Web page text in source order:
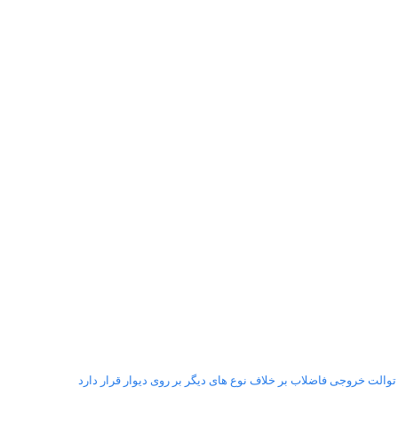
خروجی فاضلاب بر خلاف نوع های دیگر بر روی دیوار قرار دارد